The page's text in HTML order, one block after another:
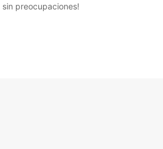
preocupaciones!